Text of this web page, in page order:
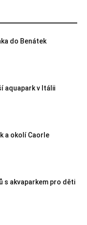
do Benátek
aquapark v Itálii
a okolí Caorle
s akvaparkem pro děti